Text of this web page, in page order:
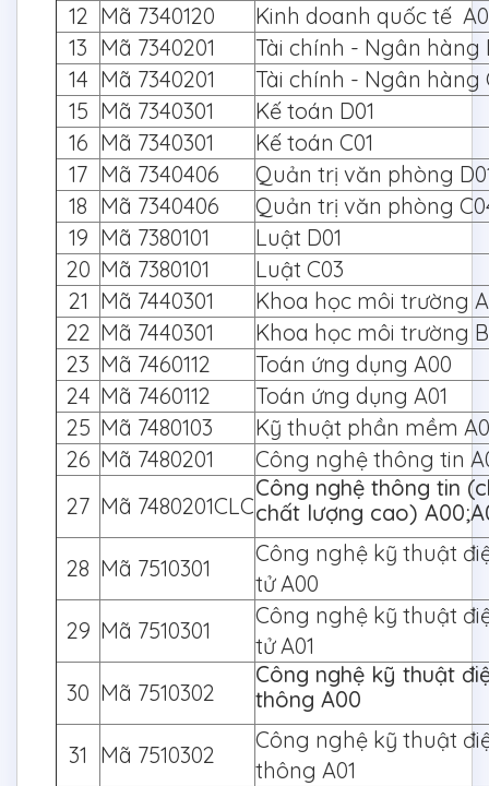
12 Mã 7340120
Kinh doanh quốc tế
13 Mã 7340201
Tài chính - Ngân hàng
14 Mã 7340201
Tài chính - Ngân hàng
15 Mã 7340301
Kế toán D01
16 Mã 7340301
Kế toán C01
17 Mã 7340406
Quản trị văn phòng
18 Mã 7340406
Quản trị văn phòng
19 Mã 7380101
Luật D01
20 Mã 7380101
Luật C03
21 Mã 7440301
Khoa học môi trường
22 Mã 7440301
Khoa học môi trường
23 Mã 7460112
Toán ứng dụng A00
24 Mã 7460112
Toán ứng dụng A01
25 Mã 7480103
Kỹ thuật phần mềm
26 Mã 7480201
Công nghệ thông tin
27 Mã 7480201CLC
Công nghệ thông tin
chất lượng cao)
28 Mã 7510301
Công nghệ kỹ thuật
tử A00
29 Mã 7510301
Công nghệ kỹ thuật
tử A01
30 Mã 7510302
Công nghệ kỹ thuật
thông A00
31 Mã 7510302
Công nghệ kỹ thuật
thông A01